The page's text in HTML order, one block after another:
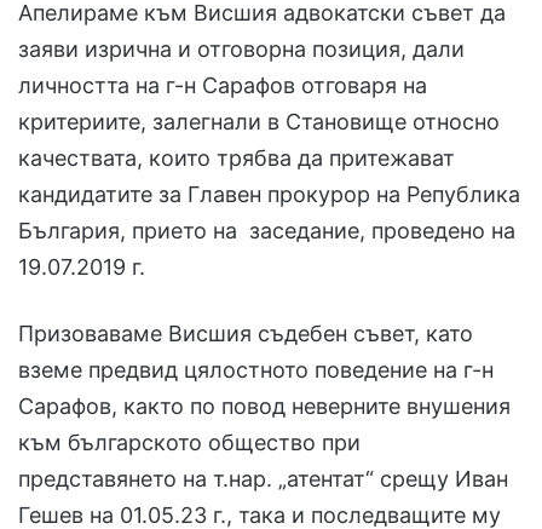
Апелираме към Висшия адвокатски съвет да
заяви изрична и отговорна позиция, дали
личността на г-н Сарафов отговаря на
критериите, залегнали в Становище относно
качествата, които трябва да притежават
кандидатите за Главен прокурор на Република
България, прието на заседание, проведено на
19.07.2019 г.
Призоваваме Висшия съдебен съвет, като
вземе предвид цялостното поведение на г-н
Сарафов, както по повод неверните внушения
към българското общество при
представянето на т.нар. „атентат“ срещу Иван
Гешев на 01.05.23 г., така и последващите му